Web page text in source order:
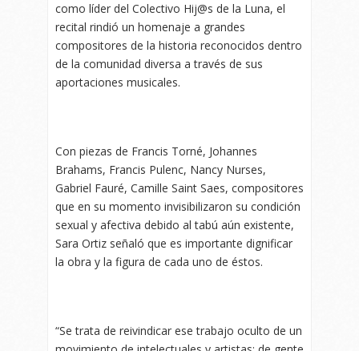
como líder del Colectivo Hij@s de la Luna, el
recital rindió un homenaje a grandes
compositores de la historia reconocidos dentro
de la comunidad diversa a través de sus
aportaciones musicales.
Con piezas de Francis Torné, Johannes
Brahams, Francis Pulenc, Nancy Nurses,
Gabriel Fauré, Camille Saint Saes, compositores
que en su momento invisibilizaron su condición
sexual y afectiva debido al tabú aún existente,
Sara Ortiz señaló que es importante dignificar
la obra y la figura de cada uno de éstos.
“Se trata de reivindicar ese trabajo oculto de un